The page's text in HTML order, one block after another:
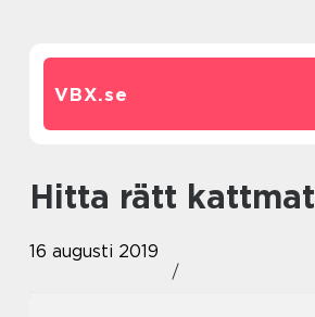
VBX.se
Hitta rätt kattmat
16 augusti 2019